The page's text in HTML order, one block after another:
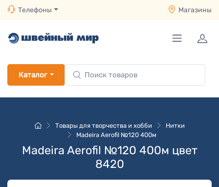
Телефоны Магазины
Каталог
Товары для творчества и хобби
Нитки
Madeira Aerofil №120 400м
Madeira Aerofil №120 400м цвет
8420